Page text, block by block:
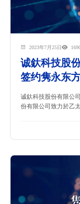
2023年7月25日
诚釱科技股
签约隽永东
诚釱科技股份有限公
份有限公司致力於乙